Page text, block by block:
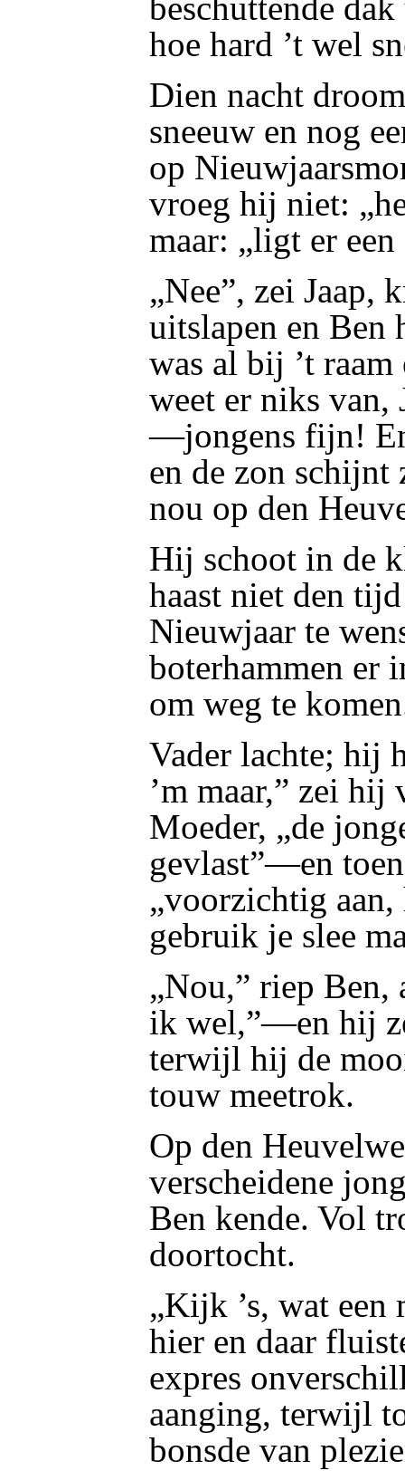
beschuttende
hoe hard ’t wel
Dien nacht
sneeuw en nog
op
vroeg hij niet:
maar: „ligt er
„Nee”, zei Jaap,
uitslapen en Ben
was al bij ’t
weet er niks van,
—jongens fijn!
en de zon schijnt
nou op den
Hij schoot in de
haast niet den
Nieuwjaar te
boterhammen er
om weg te
Vader lachte; hij
’m maar,” zei
Moeder, „de
gevlast”—en
„voorzichtig
gebruik je slee
„Nou,” riep Ben,
ik wel,”—en hij
terwijl hij de
touw meetrok.
Op den
verscheidene
Ben kende. Vol
doortocht.
„Kijk ’s, wat een
hier en daar
expres
aanging, terwijl
bonsde van